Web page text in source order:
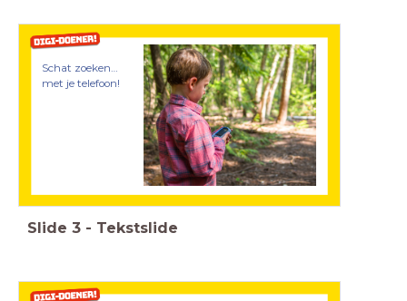
Schat zoeken…
met je telefoon!
Slide 3 - Tekstslide